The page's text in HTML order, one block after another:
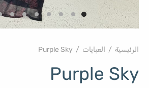
الرئيسية / العبايات /
Purple Sky